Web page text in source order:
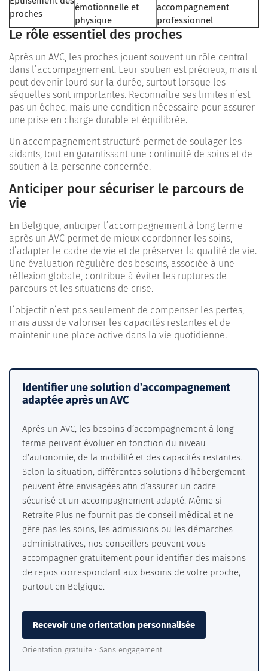
proches
émotionnelle et
physique
accompagnement
professionnel
Le rôle essentiel des proches
Après un AVC, les proches jouent souvent un rôle central
dans l’accompagnement. Leur soutien est précieux, mais il
peut devenir lourd sur la durée, surtout lorsque les
séquelles sont importantes. Reconnaître ses limites n’est
pas un échec, mais une condition nécessaire pour assurer
une prise en charge durable et équilibrée.
Un accompagnement structuré permet de soulager les
aidants, tout en garantissant une continuité de soins et de
soutien à la personne concernée.
Anticiper pour sécuriser le parcours de
vie
En Belgique, anticiper l’accompagnement à long terme
après un AVC permet de mieux coordonner les soins,
d’adapter le cadre de vie et de préserver la qualité de vie.
Une évaluation régulière des besoins, associée à une
réflexion globale, contribue à éviter les ruptures de
parcours et les situations de crise.
L’objectif n’est pas seulement de compenser les pertes,
mais aussi de valoriser les capacités restantes et de
maintenir une place active dans la vie quotidienne.
Identifier une solution d’accompagnement
adaptée après un AVC
Après un AVC, les besoins d’accompagnement à long
terme peuvent évoluer en fonction du niveau
d’autonomie, de la mobilité et des capacités restantes.
Selon la situation, différentes solutions d’hébergement
peuvent être envisagées afin d’assurer un cadre
sécurisé et un accompagnement adapté. Même si
Retraite Plus ne fournit pas de conseil médical et ne
gère pas les soins, les admissions ou les démarches
administratives, nos conseillers peuvent vous
accompagner gratuitement pour identifier des maisons
de repos correspondant aux besoins de votre proche,
partout en Belgique.
Recevoir une orientation personnalisée
Orientation gratuite • Sans engagement